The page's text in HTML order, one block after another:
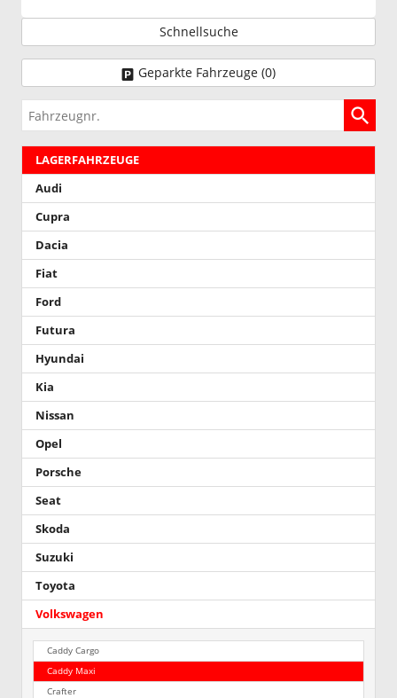
Schnellsuche
Geparkte Fahrzeuge (0)
Fahrzeugnr.
LAGERFAHRZEUGE
Audi
Cupra
Dacia
Fiat
Ford
Futura
Hyundai
Kia
Nissan
Opel
Porsche
Seat
Skoda
Suzuki
Toyota
Volkswagen
Caddy Cargo
Caddy Maxi
Crafter